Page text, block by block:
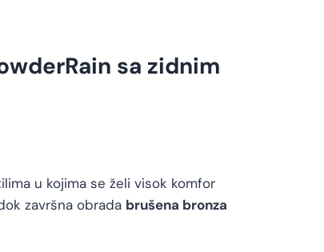
sa zidnim
u kojima se želi visok komfor
završna obrada brušena bronza